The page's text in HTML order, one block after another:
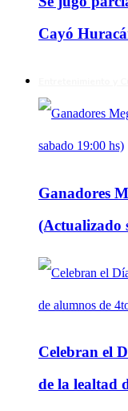
Cayó
Ganadores
(Actualizado
Celebran el
de la lealtad